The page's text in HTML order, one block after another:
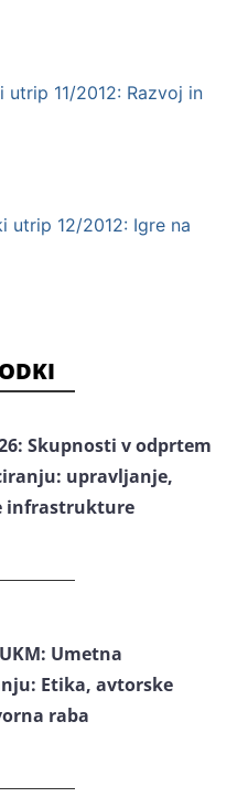
utrip 11/2012: Razvoj in
utrip 12/2012: Igre na
Skupnosti v odprtem
upravljanje,
infrastrukture
Umetna
Etika, avtorske
raba